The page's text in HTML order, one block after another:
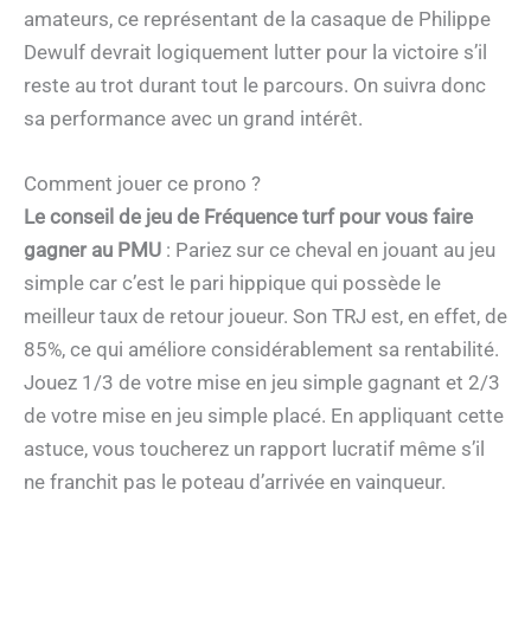
amateurs, ce représentant de la casaque de Philippe
Dewulf devrait logiquement lutter pour la victoire s’il
reste au trot durant tout le parcours. On suivra donc
sa performance avec un grand intérêt.
Comment jouer ce prono ?
Le conseil de jeu de Fréquence turf pour vous faire
gagner au PMU : Pariez sur ce cheval en jouant au jeu
simple car c’est le pari hippique qui possède le
meilleur taux de retour joueur. Son TRJ est, en effet, de
85%, ce qui améliore considérablement sa rentabilité.
Jouez 1/3 de votre mise en jeu simple gagnant et 2/3
de votre mise en jeu simple placé. En appliquant cette
astuce, vous toucherez un rapport lucratif même s’il
ne franchit pas le poteau d’arrivée en vainqueur.